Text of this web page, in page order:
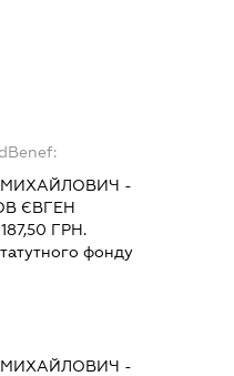
МИХАЙЛОВИЧ -
ЄВГЕН
ГРН.
фонду
МИХАЙЛОВИЧ -